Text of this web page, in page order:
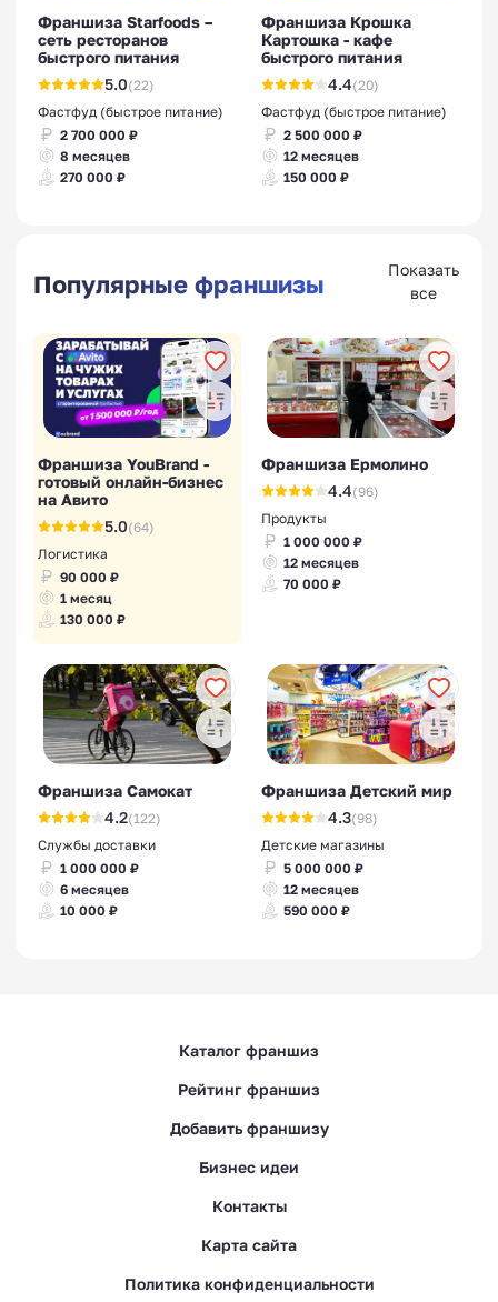
Франшиза Starfoods –
сеть ресторанов
быстрого питания
5.0(22)
Фастфуд (быстрое питание)
2 700 000 ₽
8 месяцев
270 000 ₽
Франшиза Крошка
Картошка - кафе
быстрого питания
4.4(20)
Фастфуд (быстрое питание)
2 500 000 ₽
12 месяцев
150 000 ₽
Популярные франшизы
Показать
все
Франшиза YouBrand -
готовый онлайн-бизнес
на Авито
5.0(64)
Логистика
90 000 ₽
1 месяц
130 000 ₽
Франшиза Ермолино
4.4(96)
Продукты
1 000 000 ₽
12 месяцев
70 000 ₽
Франшиза Самокат
4.2(122)
Службы доставки
1 000 000 ₽
6 месяцев
10 000 ₽
Франшиза Детский мир
4.3(98)
Детские магазины
5 000 000 ₽
12 месяцев
590 000 ₽
Каталог франшиз
Рейтинг франшиз
Добавить франшизу
Бизнес идеи
Контакты
Карта сайта
Политика конфиденциальности